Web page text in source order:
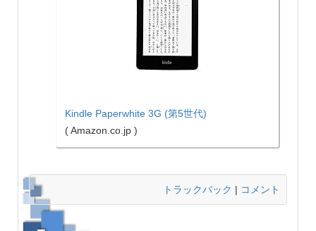
Kindle Paperwhite 3G (第5世代)
( Amazon.co.jp )
トラックバック | コメント